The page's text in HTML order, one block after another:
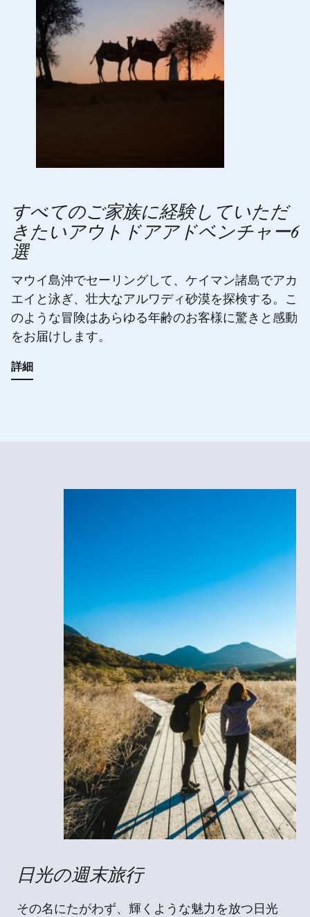
すべてのご家族に経験していただ
きたいアウトドアアドベンチャー6
選
マウイ島沖でセーリングして、ケイマン諸島でアカ
エイと泳ぎ、壮大なアルワディ砂漠を探検する。こ
のような冒険はあらゆる年齢のお客様に驚きと感動
をお届けします。
詳細
日光の週末旅行
その名にたがわず、輝くような魅力を放つ日光